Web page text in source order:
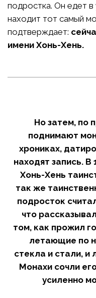
подростка. Он едет
находит тот самый
подтверждает:
имени Хонь-Хень.
Но затем, по
поднимают
хрониках,
находят запись. В
Хонь-Хень
так же
подросток
что
том, как прожил
летающие по
стекла и стали,
Монахи сочли
усиленно